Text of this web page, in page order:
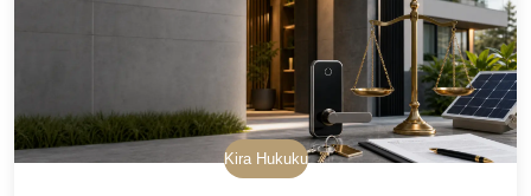
Kira Hukuku